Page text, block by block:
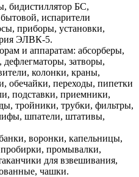
бидистиллятор БС,
испарители
приборы, установки,
ЭЛВК-5.
и аппаратам: абсорберы,
затворы,
колонки, краны,
переходы, пипетки
подставки, приемники,
тройники, трубки, фильтры,
шпатели, штативы,
воронки, капельницы,
промывалки,
для взвешивания,
чашки.